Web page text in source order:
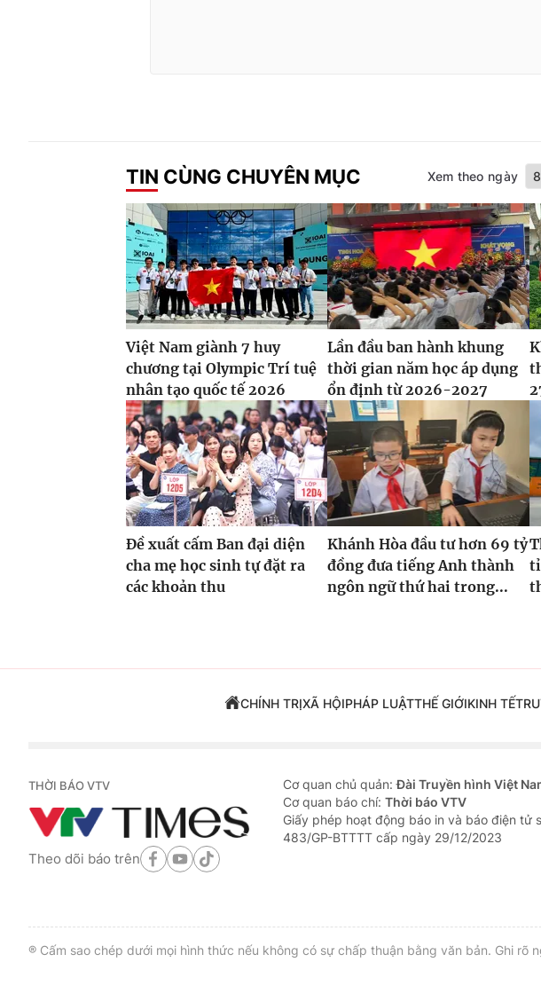
TIN CÙNG CHUYÊN MỤC Xem theo ngày
Việt Nam giành 7 huy
chương tại Olympic Trí tuệ
nhân tạo quốc tế 2026
Lần đầu ban hành khung
thời gian năm học áp dụng
ổn định từ 2026-2027
Đề xuất cấm Ban đại diện
cha mẹ học sinh tự đặt ra
các khoản thu
Khánh Hòa đầu tư hơn 69 tỷ
đồng đưa tiếng Anh thành
ngôn ngữ thứ hai trong...
CHÍNH TRỊXÃ HỘIPHÁP LUẬTTHẾ GIỚIKINH TẾ
THỜI BÁO VTV
Theo dõi báo trên
Cơ quan chủ quản:Đài Truyền hình Việt
Cơ quan báo chí: Thời báo VTV
Giấy phép hoạt động báo in và báo điện tử
483/GP-BTTTT cấp ngày 29/12/2023
® Cấm sao chép dưới mọi hình thức nếu không có sự chấp thuận bằng văn bản. Ghi rõ